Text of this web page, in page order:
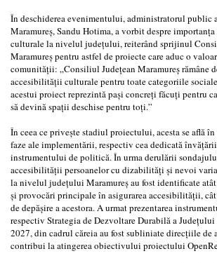
În deschiderea evenimentului, administratorul public
Maramureș, Sandu Hotima, a vorbit despre
culturale la nivelul județului, reiterând sprijinul
Maramureș pentru astfel de proiecte care aduc o
comunității: „Consiliul Județean Maramureș rămâne
accesibilității culturale pentru toate categoriile
acestui proiect reprezintă pași concreți făcuți pentru
să devină spații deschise pentru toți.”
În ceea ce privește stadiul proiectului, acesta se află
faze ale implementării, respectiv cea dedicată
instrumentului de politică. În urma derulării
accesibilității persoanelor cu dizabilități și nevoi
la nivelul județului Maramureș au fost identificate
și provocări principale în asigurarea accesibilității,
de depășire a acestora. A urmat prezentarea
respectiv Strategia de Dezvoltare Durabilă a
2027, din cadrul căreia au fost subliniate direcțiile de
contribui la atingerea obiectivului proiectului